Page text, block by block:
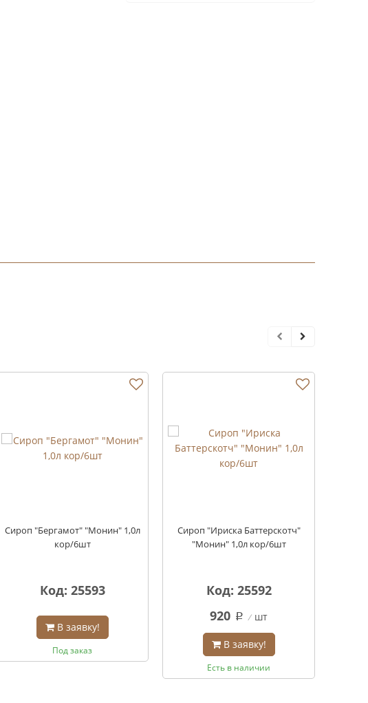
Сироп "Бергамот" "Монин" 1,0л
кор/6шт
Код: 25593
В заявку!
Под заказ
Сироп "Ириска Баттерскотч"
"Монин" 1,0л кор/6шт
Код: 25592
920 q шт
В заявку!
Есть в наличии